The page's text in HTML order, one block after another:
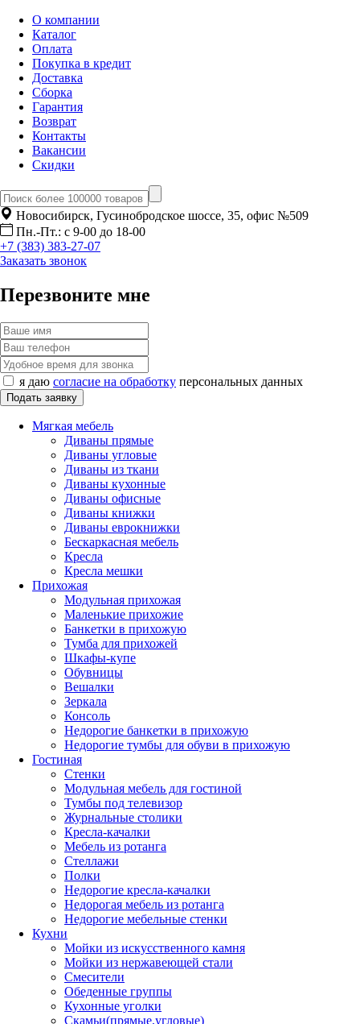
О компании
Каталог
Оплата
Покупка в кредит
Доставка
Сборка
Гарантия
Возврат
Контакты
Вакансии
Скидки
Новосибирск, Гусинобродское шоссе, 35, офис №509
Пн.-Пт.: с 9-00 до 18-00
+7 (383) 383-27-07
Заказать звонок
Перезвоните мне
я даю согласие на обработку персональных данных
Мягкая мебель
Диваны прямые
Диваны угловые
Диваны из ткани
Диваны кухонные
Диваны офисные
Диваны книжки
Диваны еврокнижки
Бескаркасная мебель
Кресла
Кресла мешки
Прихожая
Модульная прихожая
Маленькие прихожие
Банкетки в прихожую
Тумба для прихожей
Шкафы-купе
Обувницы
Вешалки
Зеркала
Консоль
Недорогие банкетки в прихожую
Недорогие тумбы для обуви в прихожую
Гостиная
Стенки
Модульная мебель для гостиной
Тумбы под телевизор
Журнальные столики
Кресла-качалки
Мебель из ротанга
Стеллажи
Полки
Недорогие кресла-качалки
Недорогая мебель из ротанга
Недорогие мебельные стенки
Кухни
Мойки из искусственного камня
Мойки из нержавеющей стали
Смесители
Обеденные группы
Кухонные уголки
Скамьи(прямые,угловые)